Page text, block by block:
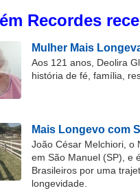
Recordes
Mulher Mais
Aos 121 anos, Deolira
história de fé, família,
Mais Longevo com
João César Melchiori, o
em São Manuel (SP), e
Brasileiros por uma
longevidade.